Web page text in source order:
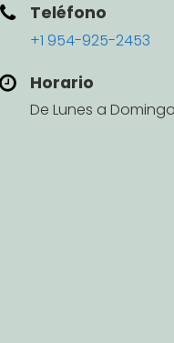
Teléfono
+1 954-925-2453
Horario
De Lunes a